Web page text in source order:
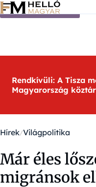
Ugrás a tartalomra
Rendkívüli: A Tisza
Magyarország
Hírek Világpolitika
Már éles
migránsok